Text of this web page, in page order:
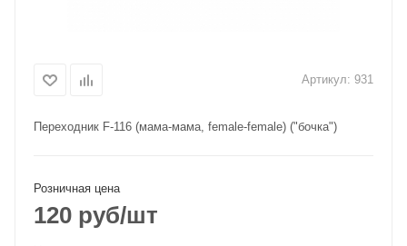
Артикул: 931
Переходник F-116 (мама-мама, female-female) ("бочка")
Розничная цена
120 руб/шт